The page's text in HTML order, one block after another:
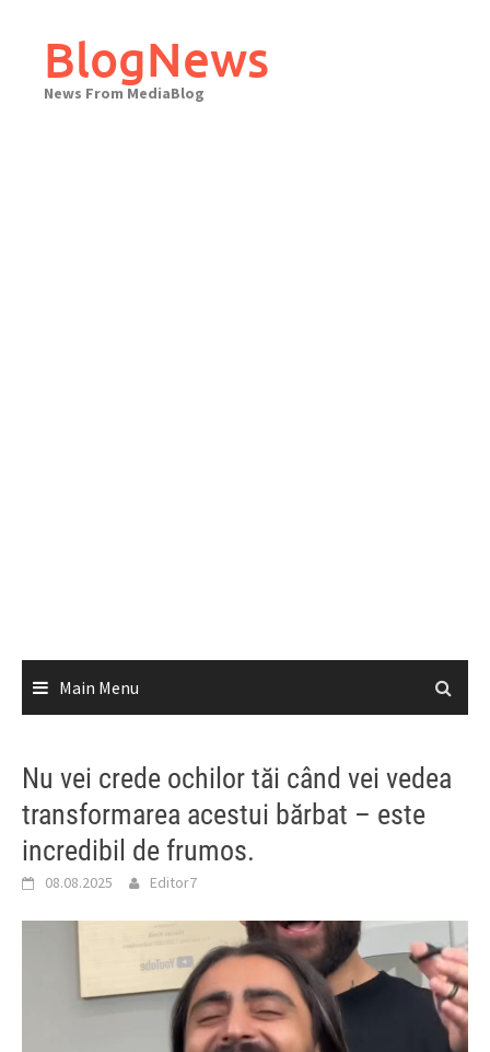
contentBlogNews
News From MediaBlog
Main Menu
Nu vei crede ochilor tăi când vei vedea
transformarea acestui bărbat – este
incredibil de frumos.
08.08.2025 Editor7